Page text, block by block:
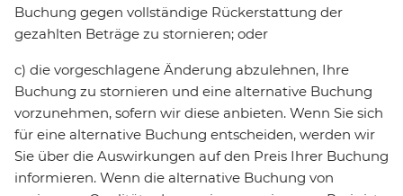
Buchung gegen vollständige Rückerstattung der
gezahlten Beträge zu stornieren; oder
c) die vorgeschlagene Änderung abzulehnen, Ihre
Buchung zu stornieren und eine alternative Buchung
vorzunehmen, sofern wir diese anbieten. Wenn Sie sich
für eine alternative Buchung entscheiden, werden wir
Sie über die Auswirkungen auf den Preis Ihrer Buchung
informieren. Wenn die alternative Buchung von